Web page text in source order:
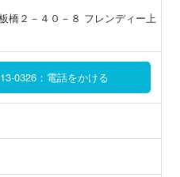
橋２－４０－８ フレンディー上
0326：電話をかける